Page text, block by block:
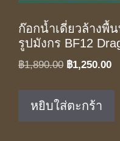
ก๊อกน้ำเดี่ยวล้างพื้
รูปมังกร BF12
฿1,890.00 Original
฿1,890.00.
฿1,250.00
หยิบใส่ตะกร้า